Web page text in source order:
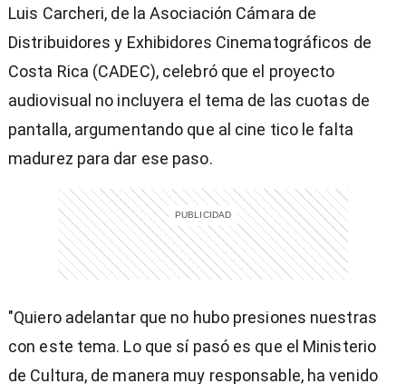
Luis Carcheri, de la Asociación Cámara de
Distribuidores y Exhibidores Cinematográficos de
Costa Rica (CADEC), celebró que el proyecto
audiovisual no incluyera el tema de las cuotas de
pantalla, argumentando que al cine tico le falta
madurez para dar ese paso.
"Quiero adelantar que no hubo presiones nuestras
con este tema. Lo que sí pasó es que el Ministerio
de Cultura, de manera muy responsable, ha venido